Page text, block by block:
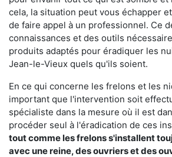
cela, la situation peut vous échapper
de faire appel à un professionnel. Ce
connaissances et des outils
produits adaptés pour éradiquer les
Jean-le-Vieux quels qu'ils soient.
En ce qui concerne les frelons et les
important que l'intervention soit
spécialiste dans la mesure où il est
procéder seul à l'éradication de ces
tout comme les frelons s'installent
avec une reine, des ouvriers et des